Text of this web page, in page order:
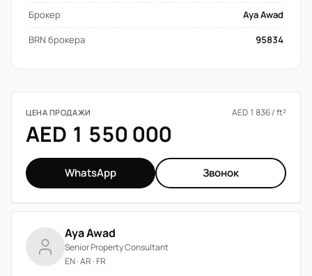
Брокер
Aya Awad
BRN брокера
95834
ЦЕНА ПРОДАЖИ AED 1 836 / ft²
AED 1 550 000
WhatsApp Звонок
Aya Awad
Senior Property Consultant
EN · AR · FR